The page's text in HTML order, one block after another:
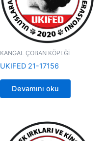
KANGAL ÇOBAN KÖPEĞİ
UKIFED 21-17156
Devamını oku